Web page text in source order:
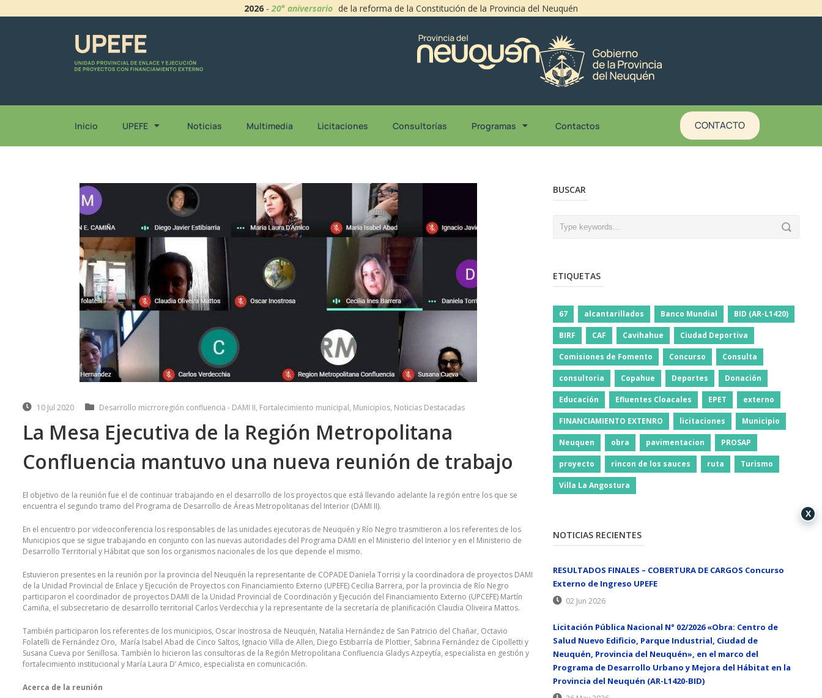
2026 -20° aniversario de la reforma de la Constitución de la Provincia del Neuquén
Inicio UPEFE Noticias Multimedia Licitaciones Consultorías Programas Contactos CONTACTO
10 Jul 2020 Desarrollo micrroregión confluencia - DAMI II, Fortalecimiento municipal, Municipios, Noticias Destacadas
La Mesa Ejecutiva de la Región Metropolitana
Confluencia mantuvo una nueva reunión de trabajo
El objetivo de la reunión fue el de continuar trabajando en el desarrollo de los proyectos que está llevando adelante la región entre los que se
encuentra el segundo tramo del Programa de Desarrollo de Áreas Metropolitanas del Interior (DAMI II).
En el encuentro por videoconferencia los responsables de las unidades ejecutoras de Neuquén y Río Negro trasmitieron a los referentes de los
Municipios que se sigue trabajando en conjunto con las nuevas autoridades del Programa DAMI en el Ministerio del Interior y en el Ministerio de
Desarrollo Territorial y Hábitat que son los organismos nacionales de los que depende el mismo.
Estuvieron presentes en la reunión por la provincia del Neuquén la representante de COPADE Daniela Torrisi y la coordinadora de proyectos DAMI
de la Unidad Provincial de Enlace y Ejecución de Proyectos con Financiamiento Externo (UPEFE) Cecilia Barrera, por la provincia de Río Negro
participaron el coordinador de proyectos DAMI de la Unidad Provincial de Coordinación y Ejecución del Financiamiento Externo (UPCEFE) Martín
Camiña, el subsecretario de desarrollo territorial Carlos Verdecchia y la representante de la secretaría de planificación Claudia Oliveira Mattos.
También participaron los referentes de los municipios, Oscar Inostrosa de Neuquén, Natalia Hernández de San Patricio del Chañar, Octavio
Folatelli de Fernández Oro, María Isabel Abad de Cinco Saltos, Ignacio Villa de Allen, Diego Estibarría de Plottier, Sabrina Fernández de Cipolletti y
Susana Cueva por Senillosa. También lo hicieron las consultoras de la Región Metropolitana Confluencia Gladys Azpeytía, especialista en gestión y
fortalecimiento institucional y María Laura D’ Amico, especialista en comunicación.
Acerca de la reunión
BUSCAR
ETIQUETAS
67 alcantarillados Banco Mundial BID (AR-L1420)
BIRF CAF Cavihahue Ciudad Deportiva
Comisiones de Fomento Concurso Consulta
consultoria Copahue Deportes Donación
Educación Efluentes Cloacales EPET externo
FINANCIAMIENTO EXTENRO licitaciones Municipio
Neuquen obra pavimentacion PROSAP
proyecto rincon de los sauces ruta Turismo
Villa La Angostura
NOTICIAS RECIENTES
RESULTADOS FINALES – COBERTURA DE CARGOS Concurso
Externo de Ingreso UPEFE
02 Jun 2026
Licitación Pública Nacional N° 02/2026 «Obra: Centro de
Salud Nuevo Edificio, Parque Industrial, Ciudad de
Neuquén, Provincia del Neuquén», en el marco del
Programa de Desarrollo Urbano y Mejora del Hábitat en la
Provincia del Neuquén (AR-L1420-BID)
X